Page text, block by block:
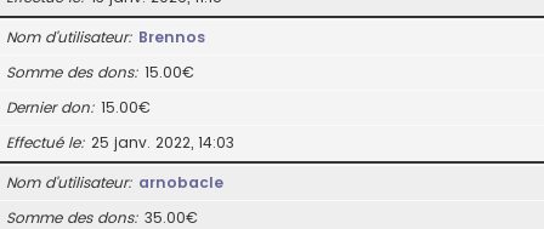
Nom d’utilisateur Brennos
Somme des dons 15.00€
Dernier don 15.00€
Effectué le 25 janv. 2022, 14:03
Nom d’utilisateur arnobacle
Somme des dons 35.00€